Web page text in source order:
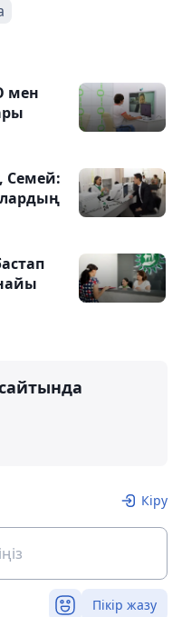
мен
Семей:
Кіру
Пікір жазу